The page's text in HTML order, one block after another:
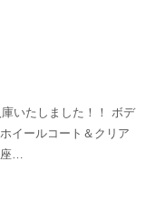
いたしました！！ ボデ
イールコート＆クリア
…